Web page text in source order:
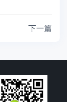
下一篇